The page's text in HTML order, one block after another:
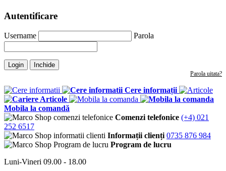
Autentificare
Username Parola
Login Inchide
Parola uitata?
Cere informații
Articole
Mobila la comandă
Comenzi telefonice (+4) 021
252 6517
Informații clienți 0735 876 984
Program de lucru
Luni-Vineri 09.00 - 18.00